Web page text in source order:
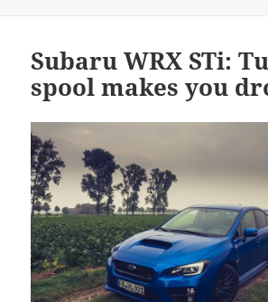
Subaru WRX STi:
spool makes you